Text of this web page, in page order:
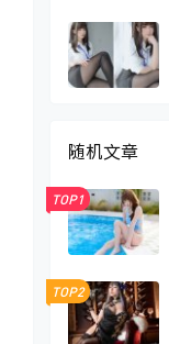
随机文章
TOP1
TOP2